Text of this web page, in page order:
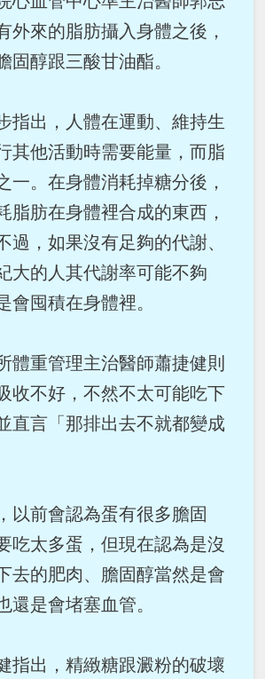
外來的脂肪攝入身體之後，
固醇跟三酸甘油酯。
指出，人體在運動、維持生
其他活動時需要能量，而脂
一。在身體消耗掉糖分後，
脂肪在身體裡合成的東西，
過，如果沒有足夠的代謝、
大的人其代謝率可能不夠
會囤積在身體裡。
體重管理主治醫師蕭捷健則
收不好，不然不太可能吃下
直言「那排出去不就都變成
以前會認為蛋有很多膽固
吃太多蛋，但現在認為是沒
去的肥肉、膽固醇當然是會
還是會堵塞血管。
指出，精緻糖跟澱粉的破壞